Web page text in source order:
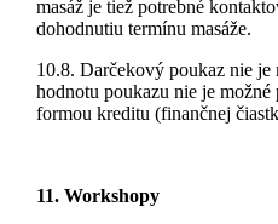
masáž je tiež potrebné
dohodnutiu termínu masáže.
10.8. Darčekový poukaz nie je
hodnotu poukazu nie je
formou kreditu (finančnej
11. Workshopy